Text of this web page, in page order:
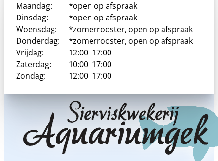
Maandag:
*open op afspraak
Dinsdag:
*open op afspraak
Woensdag:
*zomerrooster, open op afspraak
Donderdag:
*zomerrooster, open op afspraak
Vrijdag:
12:00 17:00
Zaterdag:
10:00 17:00
Zondag:
12:00 17:00